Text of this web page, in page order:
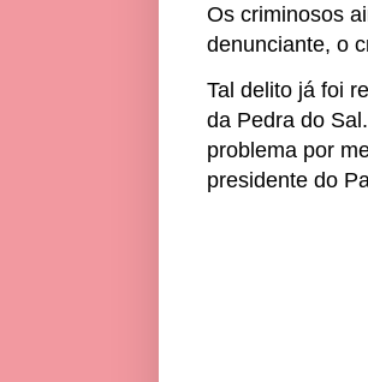
Os criminosos
denunciante, o
Tal delito já foi
da Pedra do
problema por
presidente do